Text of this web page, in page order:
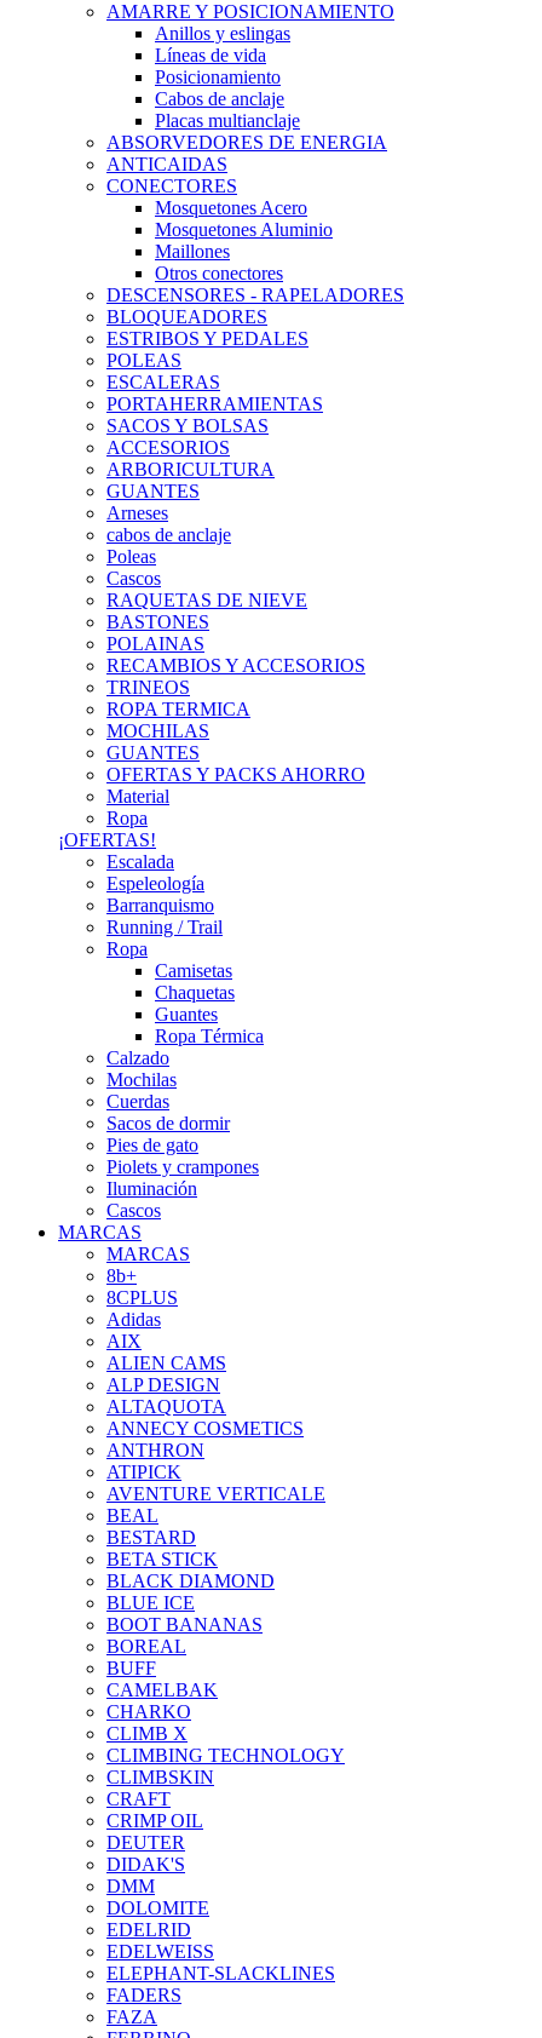
AMARRE Y POSICIONAMIENTO
Anillos y eslingas
Líneas de vida
Posicionamiento
Cabos de anclaje
Placas multianclaje
ABSORVEDORES DE ENERGIA
ANTICAIDAS
CONECTORES
Mosquetones Acero
Mosquetones Aluminio
Maillones
Otros conectores
DESCENSORES - RAPELADORES
BLOQUEADORES
ESTRIBOS Y PEDALES
POLEAS
ESCALERAS
PORTAHERRAMIENTAS
SACOS Y BOLSAS
ACCESORIOS
ARBORICULTURA
GUANTES
Arneses
cabos de anclaje
Poleas
Cascos
RAQUETAS DE NIEVE
BASTONES
POLAINAS
RECAMBIOS Y ACCESORIOS
TRINEOS
ROPA TERMICA
MOCHILAS
GUANTES
OFERTAS Y PACKS AHORRO
Material
Ropa
¡OFERTAS!
Escalada
Espeleología
Barranquismo
Running / Trail
Ropa
Camisetas
Chaquetas
Guantes
Ropa Térmica
Calzado
Mochilas
Cuerdas
Sacos de dormir
Pies de gato
Piolets y crampones
Iluminación
Cascos
MARCAS
MARCAS
8b+
8CPLUS
Adidas
AIX
ALIEN CAMS
ALP DESIGN
ALTAQUOTA
ANNECY COSMETICS
ANTHRON
ATIPICK
AVENTURE VERTICALE
BEAL
BESTARD
BETA STICK
BLACK DIAMOND
BLUE ICE
BOOT BANANAS
BOREAL
BUFF
CAMELBAK
CHARKO
CLIMB X
CLIMBING TECHNOLOGY
CLIMBSKIN
CRAFT
CRIMP OIL
DEUTER
DIDAK'S
DMM
DOLOMITE
EDELRID
EDELWEISS
ELEPHANT-SLACKLINES
FADERS
FAZA